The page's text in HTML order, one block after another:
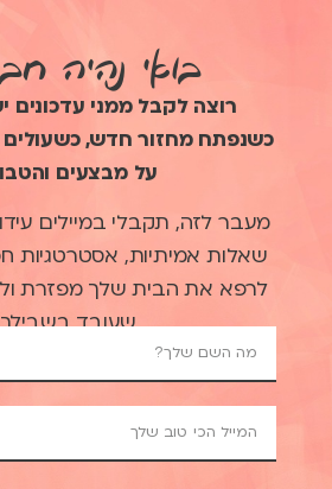
בואי נהיה
רוצה לקבל ממני עדכונים
כשנפתח מחזור חדש,
על מבצעים
מעבר לזה, תקבלי במיילים
שאלות אמיתיות, אסטרטגיות
לרפא את הבית שלך מפזרת
שעובד